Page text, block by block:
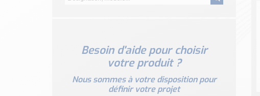
Besoin d'aide pour choisir
votre produit ?
Nous sommes à votre disposition pour
définir votre projet